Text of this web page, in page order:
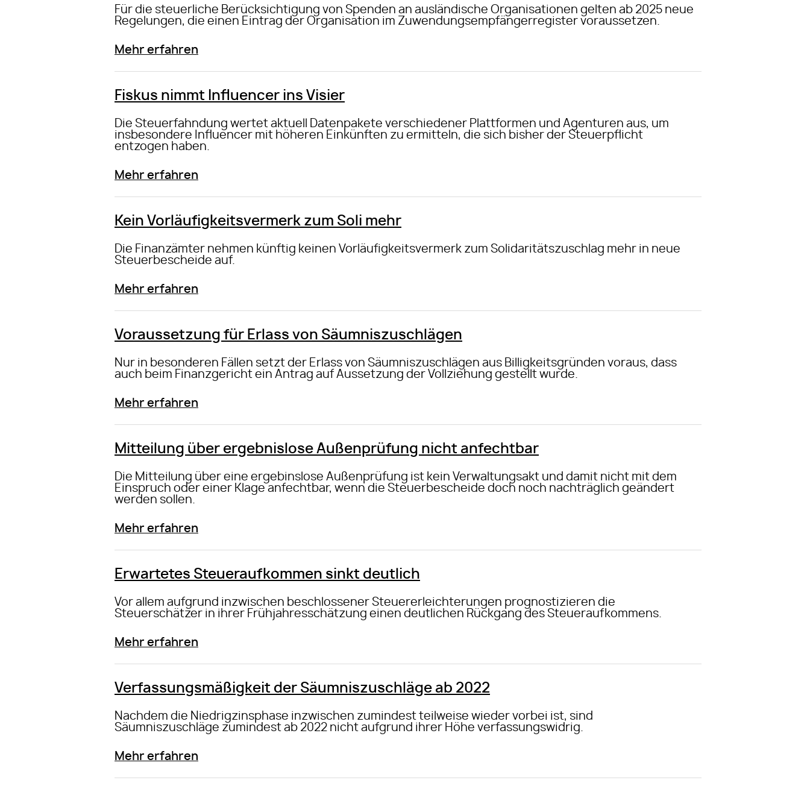
Für die steuerliche Berücksichtigung von Spenden an ausländische Organisationen gelten ab 2025 neue
Regelungen, die einen Eintrag der Organisation im Zuwendungsempfängerregister voraussetzen.
Mehr erfahren
Fiskus nimmt Influencer ins Visier
Die Steuerfahndung wertet aktuell Datenpakete verschiedener Plattformen und Agenturen aus, um
insbesondere Influencer mit höheren Einkünften zu ermitteln, die sich bisher der Steuerpflicht
entzogen haben.
Mehr erfahren
Kein Vorläufigkeitsvermerk zum Soli mehr
Die Finanzämter nehmen künftig keinen Vorläufigkeitsvermerk zum Solidaritätszuschlag mehr in neue
Steuerbescheide auf.
Mehr erfahren
Voraussetzung für Erlass von Säumniszuschlägen
Nur in besonderen Fällen setzt der Erlass von Säumniszuschlägen aus Billigkeitsgründen voraus, dass
auch beim Finanzgericht ein Antrag auf Aussetzung der Vollziehung gestellt wurde.
Mehr erfahren
Mitteilung über ergebnislose Außenprüfung nicht anfechtbar
Die Mitteilung über eine ergebinslose Außenprüfung ist kein Verwaltungsakt und damit nicht mit dem
Einspruch oder einer Klage anfechtbar, wenn die Steuerbescheide doch noch nachträglich geändert
werden sollen.
Mehr erfahren
Erwartetes Steueraufkommen sinkt deutlich
Vor allem aufgrund inzwischen beschlossener Steuererleichterungen prognostizieren die
Steuerschätzer in ihrer Frühjahresschätzung einen deutlichen Rückgang des Steueraufkommens.
Mehr erfahren
Verfassungsmäßigkeit der Säumniszuschläge ab 2022
Nachdem die Niedrigzinsphase inzwischen zumindest teilweise wieder vorbei ist, sind
Säumniszuschläge zumindest ab 2022 nicht aufgrund ihrer Höhe verfassungswidrig.
Mehr erfahren